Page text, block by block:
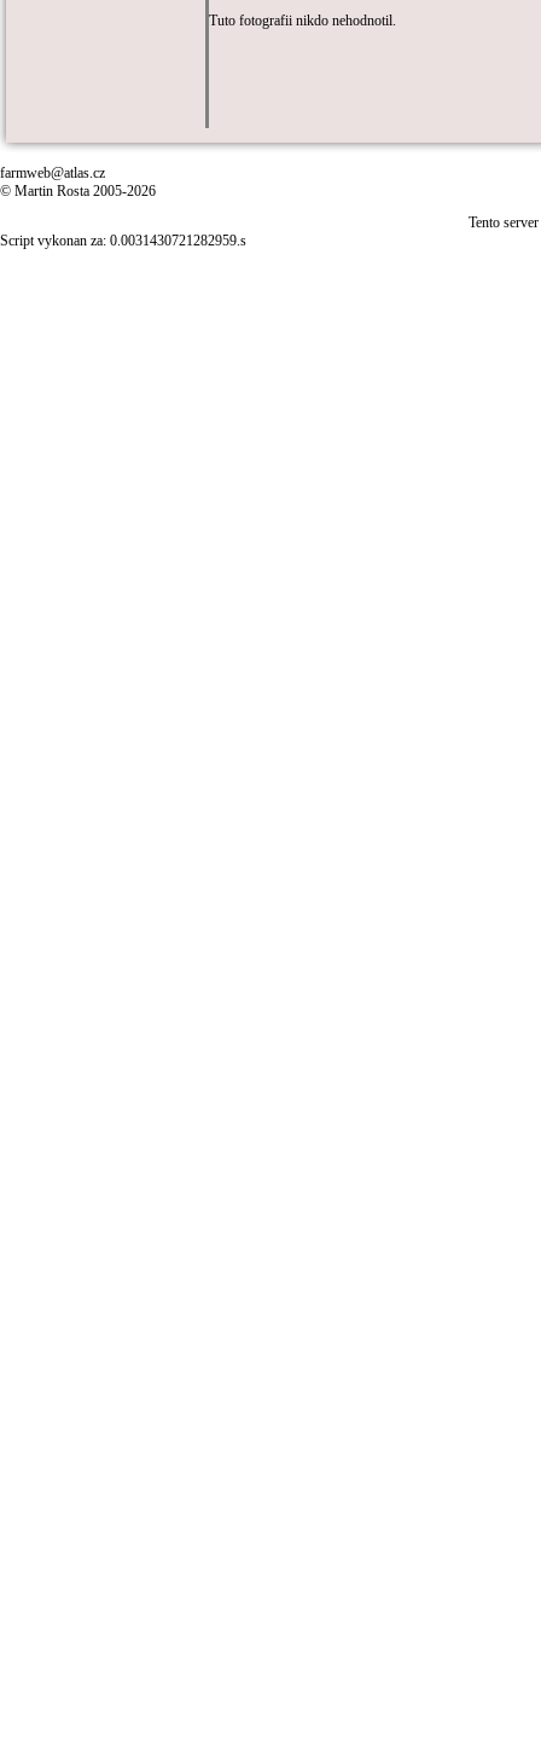
Tuto fotografii nikdo nehodnotil.
farmweb@atlas.cz
© Martin Rosta 2005-2026
Tento
Script vykonan za: 0.0031430721282959.s